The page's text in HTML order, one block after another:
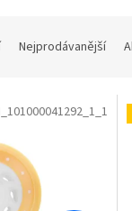
Nejprodávanější